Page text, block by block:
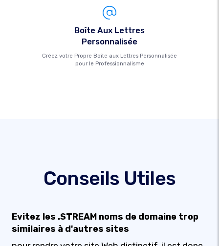
Boîte Aux Lettres
Personnalisée
Créez votre Propre Boîte aux Lettres Personnalisée
pour le Professionnalisme
Conseils Utiles
Evitez les .STREAM noms de domaine trop
similaires à d'autres sites